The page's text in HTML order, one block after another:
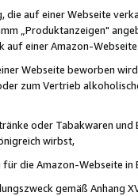
die auf einer Webseite
„Produktanzeigen"
auf einer Amazon-
Webseite beworben
zum Vertrieb
oder Tabakwaren
wirbst,
die Amazon-Webseite in
gemäß Anhang